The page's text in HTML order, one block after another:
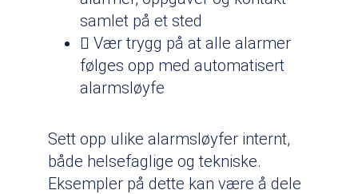
samlet på et sted
Vær trygg på at alle alarmer
følges opp med automatisert
alarmsløyfe
Sett opp ulike alarmsløyfer internt,
både helsefaglige og tekniske.
Eksempler på dette kan være å dele